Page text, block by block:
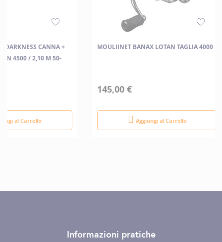
DARKNESS CANNA +
4500 / 2,10 M 50-
al Carrello
MOULIINET BANAX LOTAN TAGLIA 4000
145,00 €
Aggiungi al Carrello
Informazioni pratiche